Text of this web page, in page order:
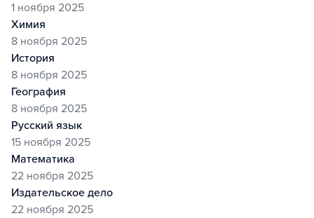
1 ноября 2025
химия
8 ноября 2025
история
8 ноября 2025
география
8 ноября 2025
русский язык
15 ноября 2025
математика
22 ноября 2025
издательское дело
22 ноября 2025